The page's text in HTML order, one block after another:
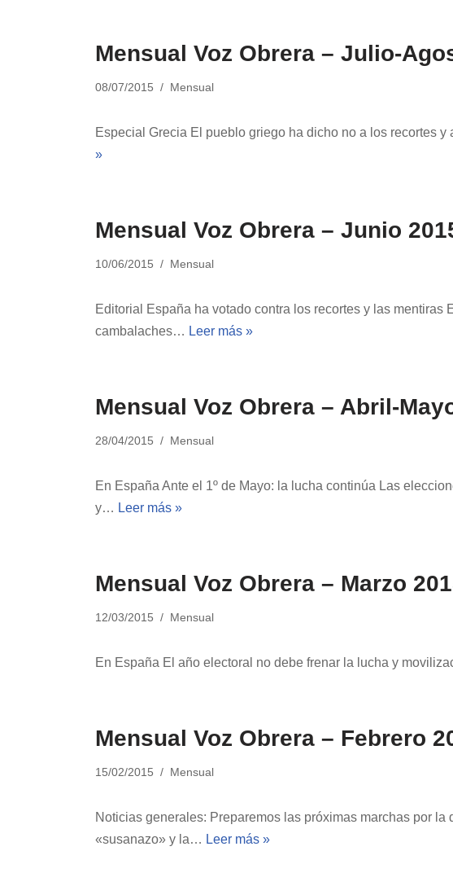
Mensual Voz Obrera – Julio-
08/07/2015 Mensual
Especial Grecia El pueblo griego ha dicho no a los recortes
»
Mensual Voz Obrera – Junio
10/06/2015 Mensual
Editorial España ha votado contra los recortes y las
cambalaches… Leer más »
Mensual Voz Obrera – Abril-
28/04/2015 Mensual
En España Ante el 1º de Mayo: la lucha continúa Las
y… Leer más »
Mensual Voz Obrera – Marzo
12/03/2015 Mensual
En España El año electoral no debe frenar la lucha y
Mensual Voz Obrera – Febrero
15/02/2015 Mensual
Noticias generales: Preparemos las próximas marchas por
«susanazo» y la… Leer más »